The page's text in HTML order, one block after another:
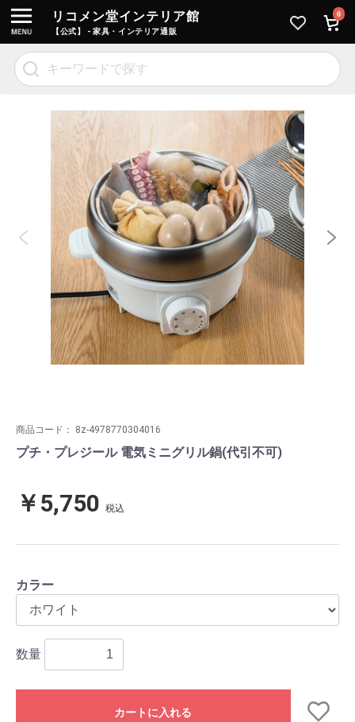
リコメン堂インテリア館
【公式】 - 家具・インテリア通販
0
商品コード： 8z-4978770304016
プチ・プレジール 電気ミニグリル鍋(代引不可)
￥5,750 税込
カラー
数量
カートに入れる